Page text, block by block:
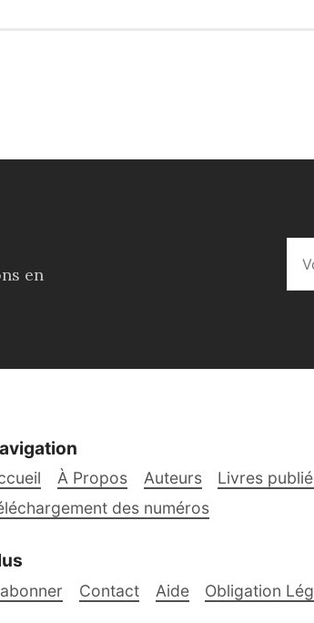
en
À Propos Auteurs Livres
des numéros
Contact Aide Obligation